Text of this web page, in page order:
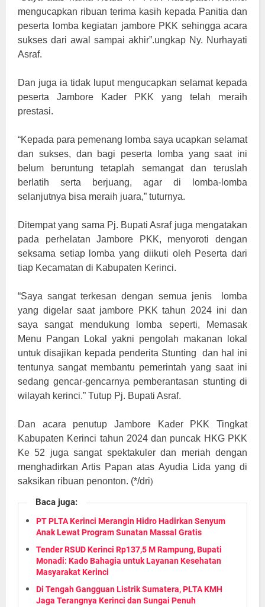
mengucapkan ribuan terima kasih kepada Panitia dan
peserta lomba kegiatan jambore PKK sehingga acara
sukses dari awal sampai akhir”.ungkap Ny. Nurhayati
Asraf.
Dan juga ia tidak luput mengucapkan selamat kepada
peserta Jambore Kader PKK yang telah meraih
prestasi.
“Kepada para pemenang lomba saya ucapkan selamat
dan sukses, dan bagi peserta lomba yang saat ini
belum beruntung tetaplah semangat dan teruslah
berlatih serta berjuang, agar di lomba-lomba
selanjutnya bisa meraih juara,” tuturnya.
Ditempat yang sama Pj. Bupati Asraf juga mengatakan
pada perhelatan Jambore PKK, menyoroti dengan
seksama setiap lomba yang diikuti oleh Peserta dari
tiap Kecamatan di Kabupaten Kerinci.
“Saya sangat terkesan dengan semua jenis lomba
yang digelar saat jambore PKK tahun 2024 ini dan
saya sangat mendukung lomba seperti, Memasak
Menu Pangan Lokal yakni pengolah makanan lokal
untuk disajikan kepada penderita Stunting dan hal ini
tentunya sangat membantu pemerintah yang saat ini
sedang gencar-gencarnya pemberantasan stunting di
wilayah kerinci.” Tutup Pj. Bupati Asraf.
Dan acara penutup Jambore Kader PKK Tingkat
Kabupaten Kerinci tahun 2024 dan puncak HKG PKK
Ke 52 juga sangat spektakuler dan meriah dengan
menghadirkan Artis Papan atas Ayudia Lida yang di
saksikan ribuan penonton. (*/dri)
Baca juga:
PT PLTA Kerinci Merangin Hidro Hadirkan Senyum
Anak Lewat Program Sunatan Massal Gratis
Tender RSUD Kerinci Rp137,5 M Rampung, Bupati
Monadi: Kado Bahagia untuk Layanan Kesehatan
Masyarakat Kerinci
Di Tengah Gangguan Listrik Sumatera, PLTA KMH
Jaga Terangnya Kerinci dan Sungai Penuh